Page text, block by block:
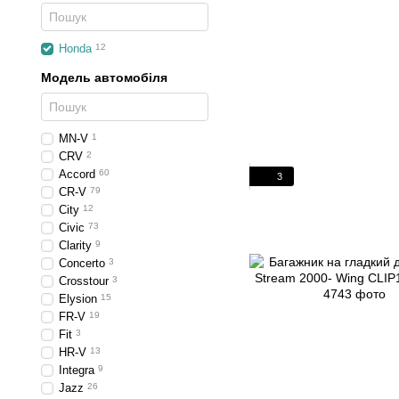
3
Honda 12
Модель автомобіля
MN-V 1
CRV 2
Accord 60
CR-V 79
City 12
Civic 73
Clarity 9
Concerto 3
Crosstour 3
Elysion 15
FR-V 19
Fit 3
HR-V 13
Integra 9
Jazz 26